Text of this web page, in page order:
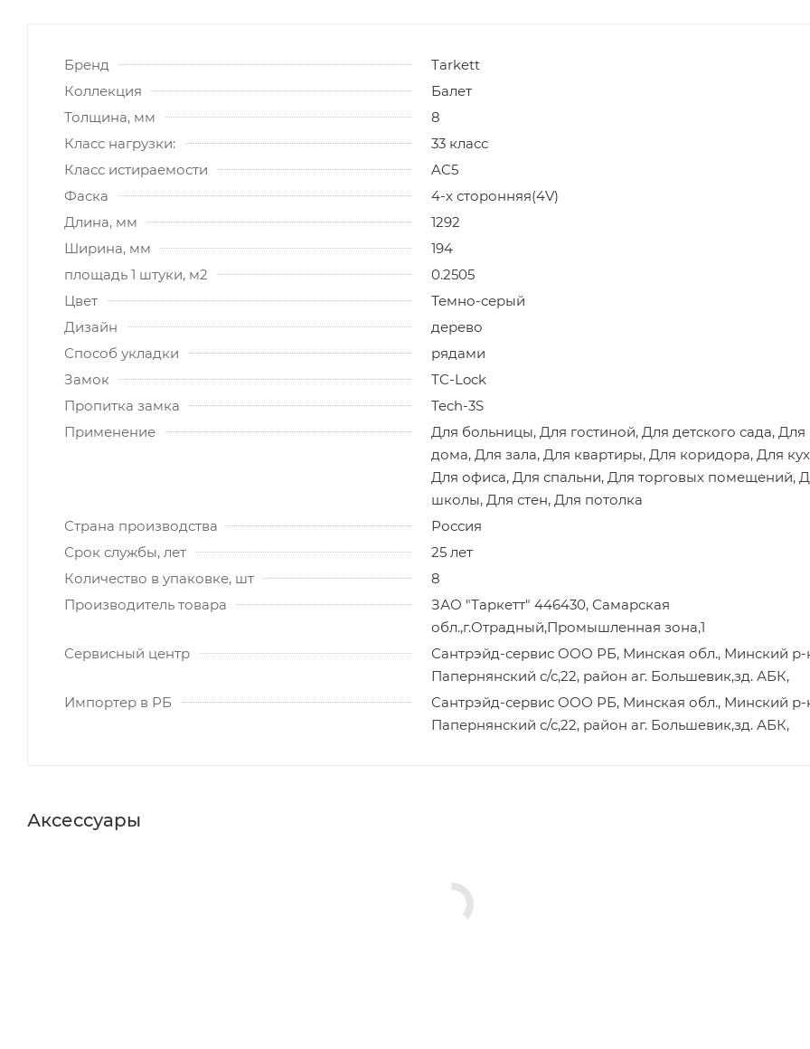
Бренд
Tarkett
Коллекция
Балет
Толщина, мм
8
Класс нагрузки:
33 класс
Класс истираемости
AC5
Фаска
4-х сторонняя(4V)
Длина, мм
1292
Ширина, мм
194
площадь 1 штуки, м2
0.2505
Цвет
Темно-серый
Дизайн
дерево
Способ укладки
рядами
Замок
TC-Lock
Пропитка замка
Tech-3S
Применение
Для больницы, Для гостиной, Для детского сада, Для
дома, Для зала, Для квартиры, Для коридора, Для
Для офиса, Для спальни, Для торговых помещений,
школы, Для стен, Для потолка
Страна производства
Россия
Срок службы, лет
25 лет
Количество в упаковке, шт
8
Производитель товара
ЗАО "Таркетт" 446430, Самарская
обл.,г.Отрадный,Промышленная зона,1
Сервисный центр
Сантрэйд-сервис ООО РБ, Минская обл., Минский р-
Папернянский с/с,22, район аг. Большевик,зд. АБК,
Импортер в РБ
Сантрэйд-сервис ООО РБ, Минская обл., Минский р-
Папернянский с/с,22, район аг. Большевик,зд. АБК,
Аксессуары